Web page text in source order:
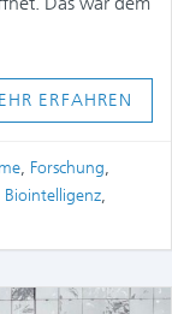
ERFAHREN
, Forschung,
,